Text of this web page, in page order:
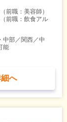
前職：美容師）
前職：飲食アル
中部／関西／中
能
へ